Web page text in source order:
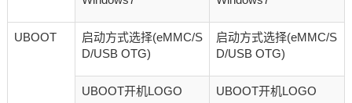
UBOOT
启动方式选择(eMMC/S
D/USB OTG)
启动方式选择(eMMC/S
D/USB OTG)
UBOOT开机LOGO UBOOT开机LOGO